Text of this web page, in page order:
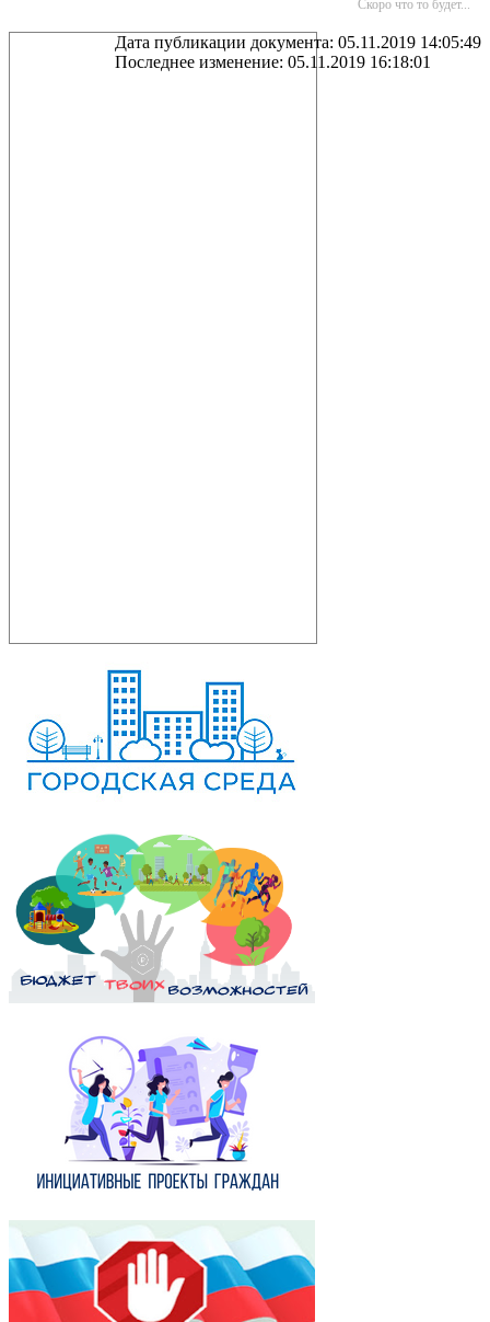
Скоро что то будет...
Дата публикации документа: 05.11.2019 14:05:49
Последнее изменение: 05.11.2019 16:18:01